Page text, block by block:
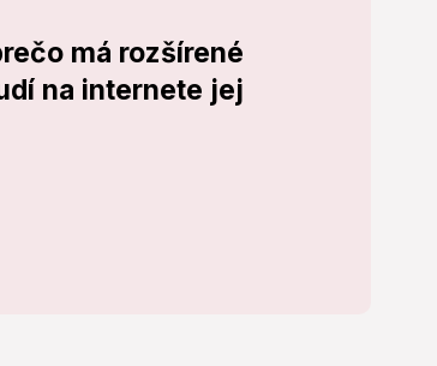
má rozšírené
na internete jej